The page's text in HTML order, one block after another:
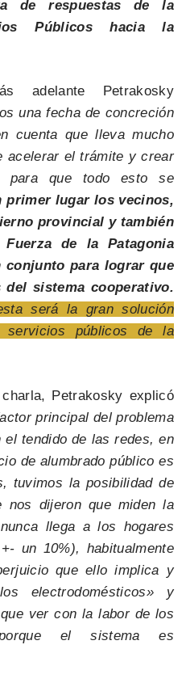
de respuestas de la
Públicos hacia la
adelante Petrakosky
una fecha de concreción
cuenta que lleva mucho
acelerar el trámite y crear
para que todo esto se
primer lugar los vecinos,
provincial y también
de la Patagonia
conjunto para lograr que
sistema cooperativo.
será la gran solución
servicios públicos de la
Petrakosky explicó
principal del problema
tendido de las redes, en
de alumbrado público es
tuvimos la posibilidad de
nos dijeron que miden la
llega a los hogares
un 10%), habitualmente
que ello implica y
electrodomésticos» y
ver con la labor de los
el sistema es